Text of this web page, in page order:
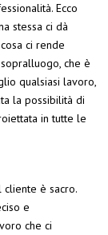
Ecco
stessa ci dà
ci rende
che è
qualsiasi lavoro,
la possibilità di
in tutte le
cliente è sacro.
e
che ci